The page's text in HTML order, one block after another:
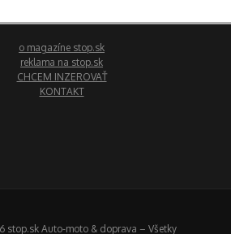
o magazíne stop.sk
reklama na stop.sk
CHCEM INZEROVAŤ
KONTAKT
stop.sk Auto-moto & doprava – Všetky